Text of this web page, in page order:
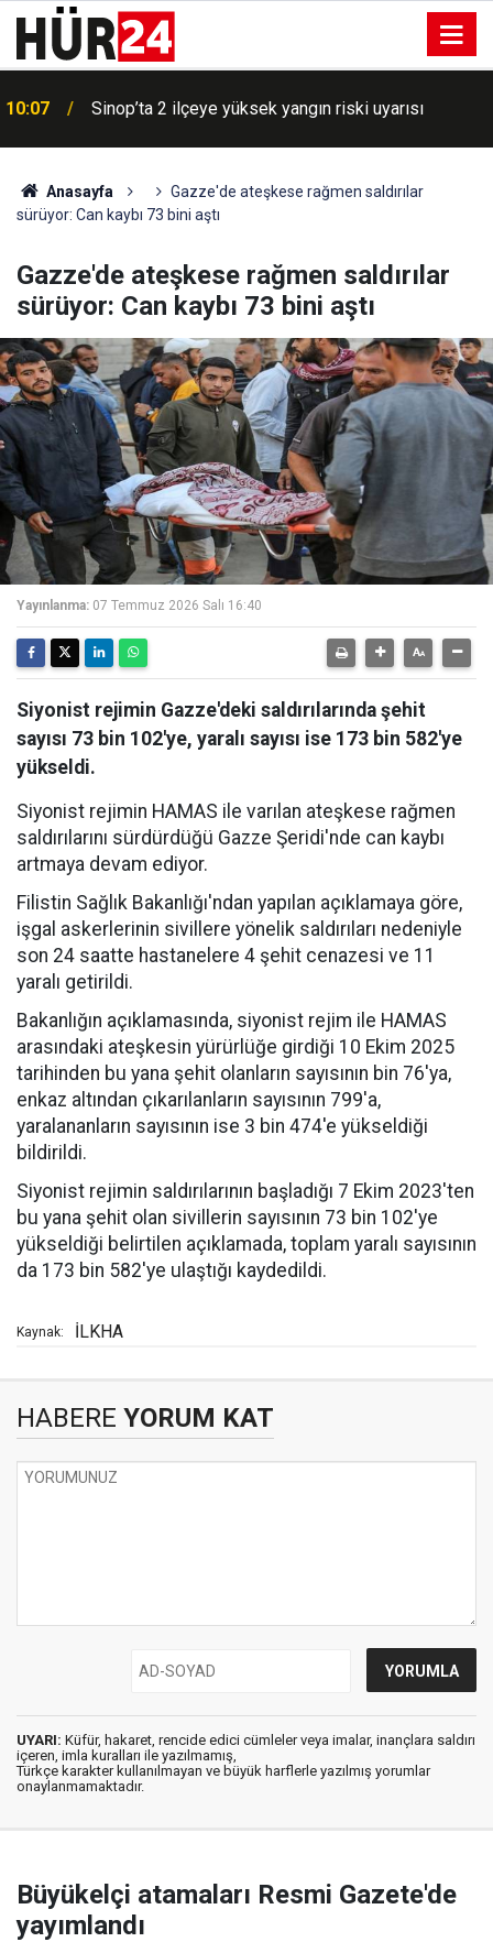
10:07 Sinop’ta 2 ilçeye yüksek yangın riski uyarısı
Anasayfa
Gazze'de ateşkese rağmen saldırılar
sürüyor: Can kaybı 73 bini aştı
Gazze'de ateşkese rağmen saldırılar
sürüyor: Can kaybı 73 bini aştı
Yayınlanma: 07 Temmuz 2026 Salı 16:40
Siyonist rejimin Gazze'deki saldırılarında şehit
sayısı 73 bin 102'ye, yaralı sayısı ise 173 bin 582'ye
yükseldi.
Siyonist rejimin HAMAS ile varılan ateşkese rağmen
saldırılarını sürdürdüğü Gazze Şeridi'nde can kaybı
artmaya devam ediyor.
Filistin Sağlık Bakanlığı'ndan yapılan açıklamaya göre,
işgal askerlerinin sivillere yönelik saldırıları nedeniyle
son 24 saatte hastanelere 4 şehit cenazesi ve 11
yaralı getirildi.
Bakanlığın açıklamasında, siyonist rejim ile HAMAS
arasındaki ateşkesin yürürlüğe girdiği 10 Ekim 2025
tarihinden bu yana şehit olanların sayısının bin 76'ya,
enkaz altından çıkarılanların sayısının 799'a,
yaralananların sayısının ise 3 bin 474'e yükseldiği
bildirildi.
Siyonist rejimin saldırılarının başladığı 7 Ekim 2023'ten
bu yana şehit olan sivillerin sayısının 73 bin 102'ye
yükseldiği belirtilen açıklamada, toplam yaralı sayısının
da 173 bin 582'ye ulaştığı kaydedildi.
Kaynak: İLKHA
HABERE YORUM KAT
UYARI: Küfür, hakaret, rencide edici cümleler veya imalar, inançlara saldırı
içeren, imla kuralları ile yazılmamış,
Türkçe karakter kullanılmayan ve büyük harflerle yazılmış yorumlar
onaylanmamaktadır.
Büyükelçi atamaları Resmi Gazete'de
yayımlandı